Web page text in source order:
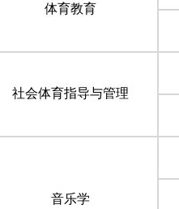
体育教育
社会体育指导与管理
音乐学